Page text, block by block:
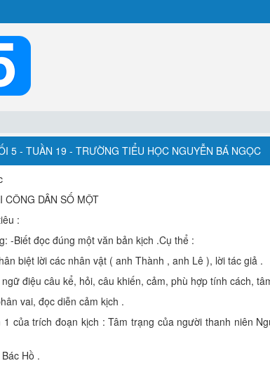
5 - TUẦN 19 - TRƯỜNG TIỂU HỌC NGUYỄN BÁ NGỌC
CÔNG DÂN SỐ MỘT
:
-Biết đọc đúng một văn bản kịch .Cụ thể :
biệt lời các nhân vật ( anh Thành , anh Lê ), lời tác giả .
điệu câu kể, hỏi, câu khiến, cảm, phù hợp tính cách,
vai, đọc diễn cảm kịch .
của trích đoạn kịch : Tâm trạng của người thanh niên
Hồ .